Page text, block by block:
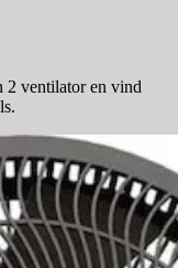
2 ventilator en vind